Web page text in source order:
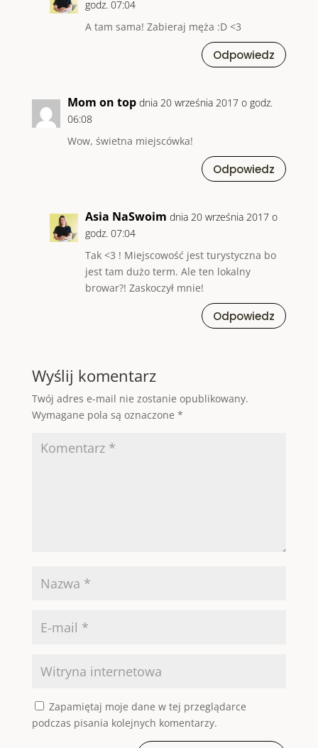
godz. 07:04
A tam sama! Zabieraj męża :D <3
Odpowiedz
Mom on top dnia 20 września 2017 o godz.
06:08
Wow, świetna miejscówka!
Odpowiedz
Asia NaSwoim dnia 20 września 2017 o
godz. 07:04
Tak <3 ! Miejscowość jest turystyczna bo
jest tam dużo term. Ale ten lokalny
browar?! Zaskoczył mnie!
Odpowiedz
Wyślij komentarz
Twój adres e-mail nie zostanie opublikowany.
Wymagane pola są oznaczone *
Zapamiętaj moje dane w tej przeglądarce
podczas pisania kolejnych komentarzy.